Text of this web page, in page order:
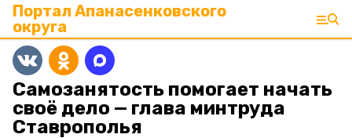
Портал Апанасенковского
округа
Самозанятость помогает начать
своё дело — глава минтруда
Ставрополья